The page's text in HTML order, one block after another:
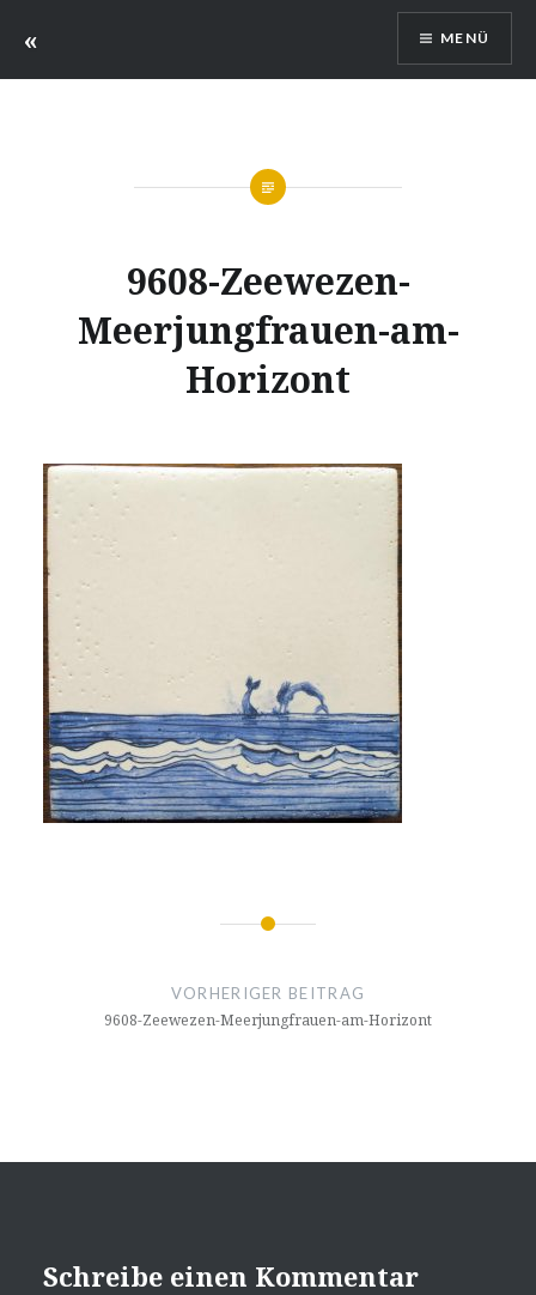
Inhalt
springen
« MENÜ
9608-Zeewezen-
Meerjungfrauen-am-
Horizont
von
ILLUSTRATEUR
OKTOBER
2017
NavigationVORHERIGER BEITRAG
9608-Zeewezen-Meerjungfrauen-am-Horizont
Schreibe einen Kommentar